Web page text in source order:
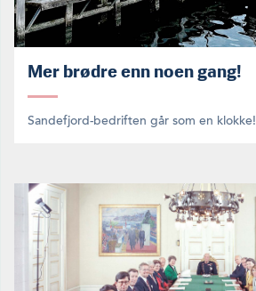
Mer brødre enn noen gang!
Sandefjord-bedriften går som en klokke!